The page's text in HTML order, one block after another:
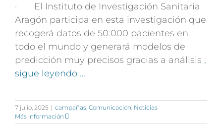
· El Instituto de Investigación Sanitaria
Aragón participa en esta investigación que
recogerá datos de 50.000 pacientes en
todo el mundo y generará modelos de
predicción muy precisos gracias a análisis ,
sigue leyendo …
7 julio, 2025 | campañas Comunicación Noticias
Más información